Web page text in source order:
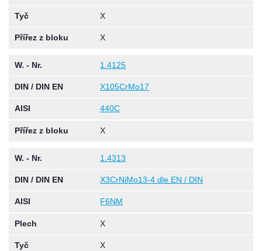
Tyč X
Přířez z bloku X
W. - Nr. 1.4125
DIN / DIN EN X105CrMo17
AISI 440C
Přířez z bloku X
W. - Nr. 1.4313
DIN / DIN EN X3CrNiMo13-4 dle EN / DIN
AISI F6NM
Plech X
Tyč X